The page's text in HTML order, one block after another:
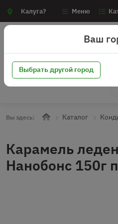
Калуга? Меню
Вы здесь: Каталог
Карамель
Нанобонс 150г
Ваш
Выбрать другой город